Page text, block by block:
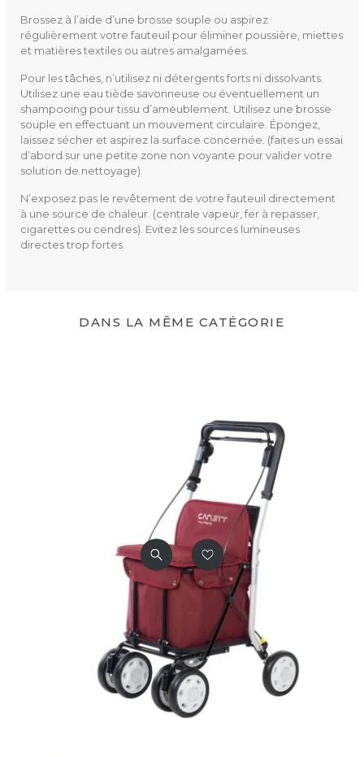
Brossez à l’aide d’une brosse souple ou aspirez
régulièrement votre fauteuil pour éliminer poussière, miettes
et matières textiles ou autres amalgamées.
Pour les tâches, n’utilisez ni détergents forts ni dissolvants.
Utilisez une eau tiède savonneuse ou éventuellement un
shampooing pour tissu d’ameublement. Utilisez une brosse
souple en effectuant un mouvement circulaire. Épongez,
laissez sécher et aspirez la surface concernée. (faites un essai
d’abord sur une petite zone non voyante pour valider votre
solution de nettoyage).
N’exposez pas le revêtement de votre fauteuil directement
à une source de chaleur. (centrale vapeur, fer à repasser,
cigarettes ou cendres). Evitez les sources lumineuses
directes trop fortes.
DANS LA MÊME CATÉGORIE